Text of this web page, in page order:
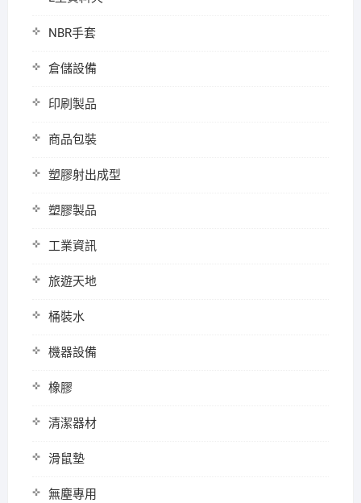
NBR手套
倉儲設備
印刷製品
商品包裝
塑膠射出成型
塑膠製品
工業資訊
旅遊天地
桶裝水
機器設備
橡膠
清潔器材
滑鼠墊
無塵專用